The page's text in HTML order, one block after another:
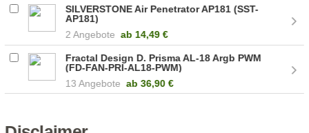
SILVERSTONE Air Penetrator AP181 (SST-
AP181)
2 Angebote ab 14,49 €
Fractal Design D. Prisma AL-18 Argb PWM
(FD-FAN-PRI-AL18-PWM)
13 Angebote ab 36,90 €